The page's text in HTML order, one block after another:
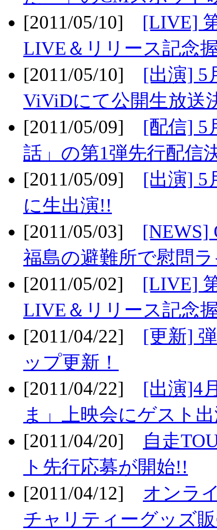
[2011/05/10] [LIVE]
LIVE＆リリース記念
[2011/05/10] [出演] 5
ViViDにて公開生放送
[2011/05/09] [配信] 5
話」の第1弾先行配信
[2011/05/09] [出演] 5
に生出演!!
[2011/05/03] [NEWS]
福島の避難所で慰問
[2011/05/02] [LIVE]
LIVE＆リリース記念
[2011/04/22] [更新]
ップ更新！
[2011/04/22] [出演]4
ま」上映会にゲスト
[2011/04/20]
自走
ト先行応募が開始!!
[2011/04/12] オンラ
チャリティーグッズ